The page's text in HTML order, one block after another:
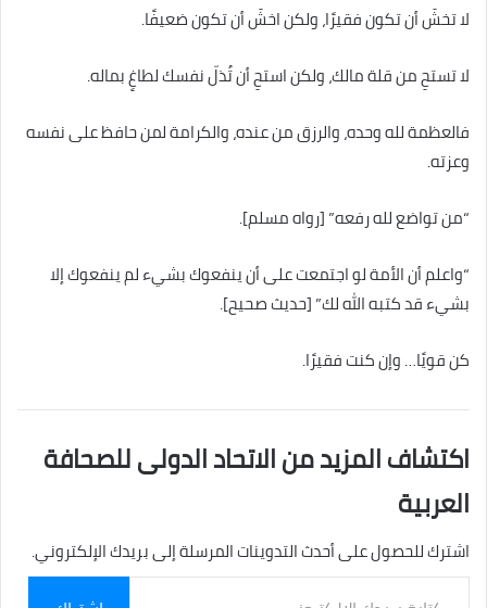
لا تخشَ أن تكون فقيرًا، ولكن اخشَ أن تكون ضعيفًا.
لا تستحِ من قلة مالك، ولكن استحِ أن تُذلّ نفسك لطاغٍ بماله.
فالعظمة لله وحده، والرزق من عنده، والكرامة لمن حافظ على نفسه
وعزته.
“من تواضع لله رفعه” [رواه مسلم].
“واعلم أن الأمة لو اجتمعت على أن ينفعوك بشيء لم ينفعوك إلا
بشيء قد كتبه الله لك” [حديث صحيح].
كن قويًا… وإن كنت فقيرًا.
اكتشاف المزيد من الاتحاد الدولى للصحافة
العربية
اشترك للحصول على أحدث التدوينات المرسلة إلى بريدك الإلكتروني.